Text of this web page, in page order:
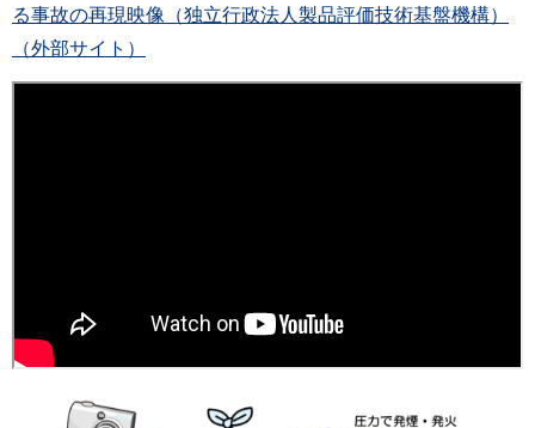
る事故の再現映像（独立行政法人製品評価技術基盤機構）
（外部サイト）